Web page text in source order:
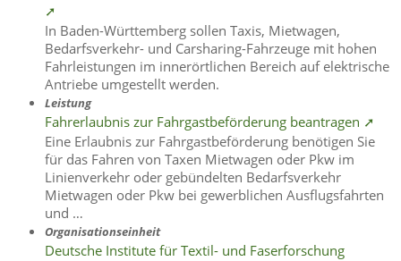
➚
In Baden-Württemberg sollen Taxis, Mietwagen,
Bedarfsverkehr- und Carsharing-Fahrzeuge mit hohen
Fahrleistungen im innerörtlichen Bereich auf elektrische
Antriebe umgestellt werden.
Leistung
Fahrerlaubnis zur Fahrgastbeförderung beantragen ➚
Eine Erlaubnis zur Fahrgastbeförderung benötigen Sie
für das Fahren von Taxen Mietwagen oder Pkw im
Linienverkehr oder gebündelten Bedarfsverkehr
Mietwagen oder Pkw bei gewerblichen Ausflugsfahrten
und …
Organisationseinheit
Deutsche Institute für Textil- und Faserforschung